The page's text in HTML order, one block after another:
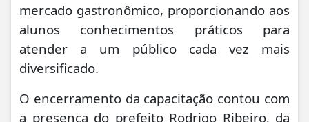
mercado gastronômico, proporcionando aos
alunos conhecimentos práticos para
atender a um público cada vez mais
diversificado.
O encerramento da capacitação contou com
a presença do prefeito Rodrigo Ribeiro, da